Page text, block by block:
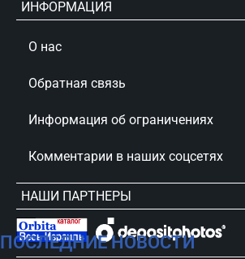
ПОСЛЕДНИЕ НОВОСТИ
ИНФОРМАЦИЯ
О нас
Обратная связь
Информация об ограничениях
Комментарии в наших соцсетях
НАШИ ПАРТНЕРЫ